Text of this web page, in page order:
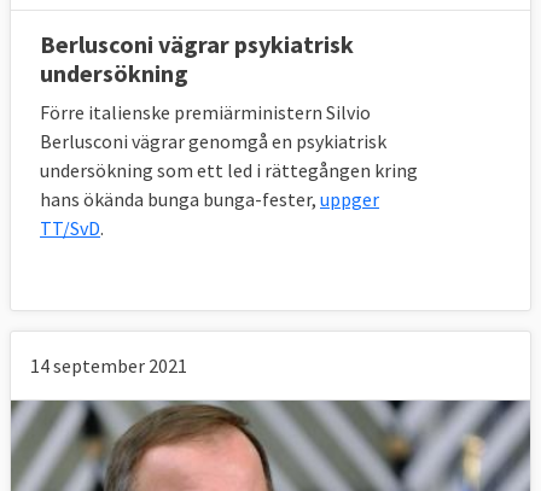
Berlusconi vägrar psykiatrisk
undersökning
Förre italienske premiärministern Silvio
Berlusconi vägrar genomgå en psykiatrisk
undersökning som ett led i rättegången kring
hans ökända bunga bunga-fester, uppger
TT/SvD.
14 september 2021